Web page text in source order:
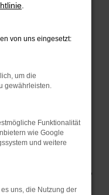
flexibel
den
Mietwagen
ein
Zuverlässigkeit,
von uns eingesetzt:
um die
gewährleisten.
Funktionalität
wie Google
und weitere
uns, die Nutzung der